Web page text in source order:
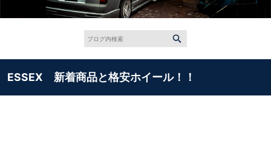
ESSEX 新着商品と格安ホイール！！